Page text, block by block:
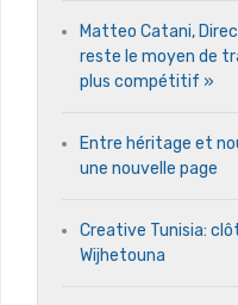
Matteo Catani,
reste le moyen de
plus compétitif »
Entre héritage et
une nouvelle page
Creative Tunisia:
Wijhetouna